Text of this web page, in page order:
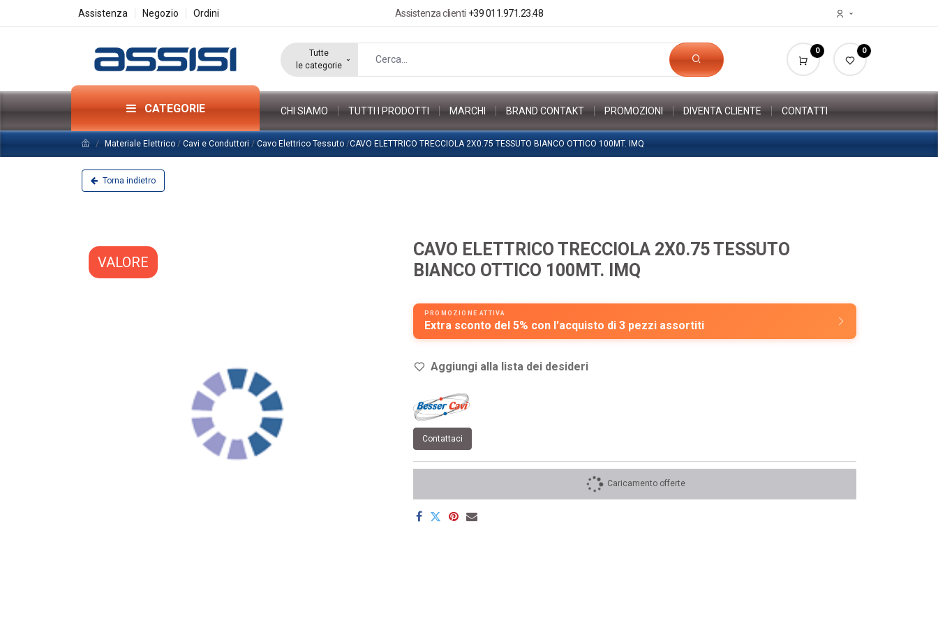
Assistenza Negozio Ordini Assistenza clienti +39 011.971.23.48
Tutte
le categorie
0 0
CATEGORIE CHI SIAMO TUTTI I PRODOTTI MARCHI BRAND CONTAKT PROMOZIONI DIVENTA CLIENTE CONTATTI
Materiale Elettrico / Cavi e Conduttori / Cavo Elettrico Tessuto /CAVO ELETTRICO TRECCIOLA 2X0.75 TESSUTO BIANCO OTTICO 100MT. IMQ
Torna indietro
VALORE
CAVO ELETTRICO TRECCIOLA 2X0.75 TESSUTO
BIANCO OTTICO 100MT. IMQ
PROMOZIONE ATTIVA
Extra sconto del 5% con l'acquisto di 3 pezzi assortiti
Aggiungi alla lista dei desideri
Contattaci
Caricamento offerte